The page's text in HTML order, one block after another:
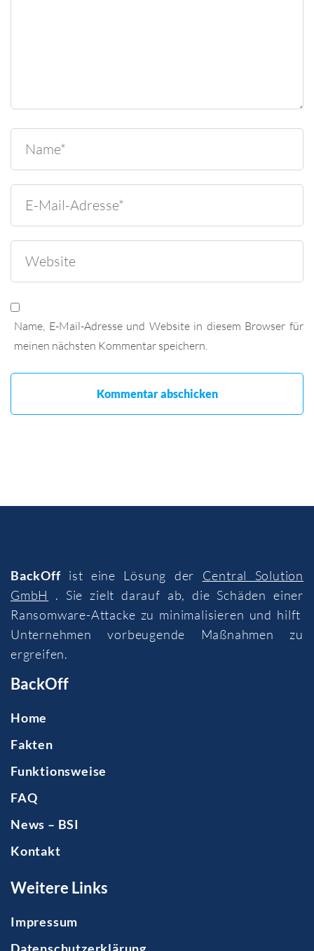
Name, E-Mail-Adresse und Website in diesem Browser für
meinen nächsten Kommentar speichern.
BackOffist eine Lösung der Central Solution
GmbH
. Sie zielt darauf ab, die Schäden einer
Ransomware-Attacke zu minimalisieren und hilft
Unternehmen vorbeugende Maßnahmen zu
ergreifen.
BackOff
Home
Fakten
Funktionsweise
FAQ
News – BSI
Kontakt
Weitere Links
Impressum
Datenschutzerklärung